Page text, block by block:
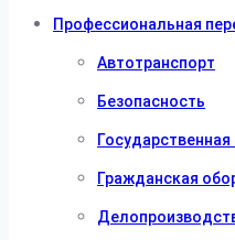
Профессиональная
Автотранспорт
Безопасность
Гражданская